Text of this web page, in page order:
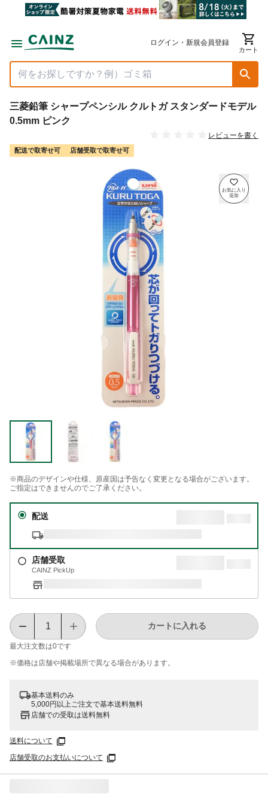
ログイン・新規会員登録
カート
三菱鉛筆 シャープペンシル クルトガ スタンダードモデル
0.5mm ピンク
レビューを書く
配送で取寄せ可 店舗受取で取寄せ可
※商品のデザインや仕様、原産国は予告なく変更となる場合がございます。
ご指定はできませんのでご了承ください。
配送
店舗受取
CAINZ PickUp
最大注文数は0です
カートに入れる
※価格は​店舗や​掲載場所で​異なる​場合が​あります。
基本送料のみ
5,000円以上ご注文で基本送料無料
店舗での受取は送料無料
送料について
店舗受取のお支払いについて